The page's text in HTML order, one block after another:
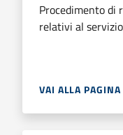
Procedimento
relativi al
VAI ALLA PAGINA